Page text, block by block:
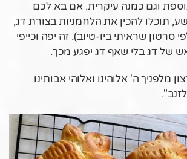
וגם כמנה עיקרית. אם בא לכם
תוכלו להכין את הלחמניות בצורת דג,
סרטון שראיתי ביו-טיוב). זה יפה וכייפי
של דג בלי שאף דג יפגע מכך.
מלפניך ה' אלוהינו ואלוהי אבותינו